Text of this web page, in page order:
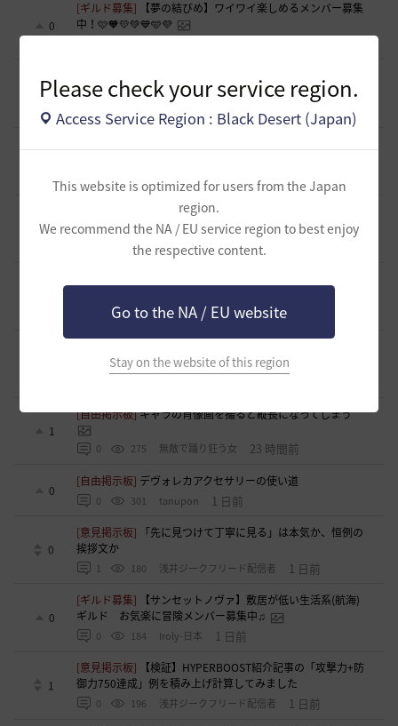
Please check your service region.
Access Service Region : Black Desert (Japan)
This website is optimized for users from the Japan
region.
We recommend the NA / EU service region to best enjoy
the respective content.
Go to the NA / EU website
Stay on the website of this region
0
[ギルド募集]
【夢の結びめ】ワイワイ楽しめるメンバー募集
中！🩷🧡💛💚💙🩵💜
0
籍、チャットが苦手な方も歓迎致します
130 xマキナx-日本 14 時間前
1 182 浅井ジークフリード配信者 19 時間前
3
[ファンアート & 創作]内容ないびみょマンガ その45 転生し
たら黒い砂漠だった件
123 きゅんきゅん-日本 20 時間前
168 ゆぅにゃん 22 時間前
メンバー募集中！
1
[自由掲示板]キャラの肖像画を撮ると縦長になってしまう
0 275 無敵で踊り狂う女 23 時間前
0
[自由掲示板] デヴォレカアクセサリーの使い道
0 301 tanupon 1 日前
0
[意見掲示板]
「先に見つけて丁寧に見る」は本気か、恒例の
挨拶文か
1 180 浅井ジークフリード配信者 1 日前
0
[ギルド募集]
【サンセットノヴァ】敷居が低い生活系(航海)
ギルド お気楽に冒険メンバー募集中♫
0 184 Iroly-日本 1 日前
1
[意見掲示板]
【検証】HYPERBOOST紹介記事の「攻撃力+防
御力750達成」例を積み上げ計算してみました
0 196 浅井ジークフリード配信者 1 日前